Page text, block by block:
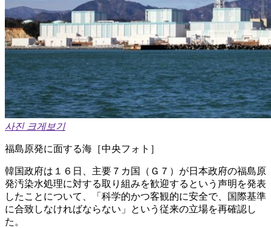
사진 크게보기
福島原発に面する海［中央フォト］
韓国政府は１６日、主要７カ国（Ｇ７）が日本政府の福島原
発汚染水処理に対する取り組みを歓迎するという声明を発表
したことについて、「科学的かつ客観的に安全で、国際基準
に合致しなければならない」という従来の立場を再確認し
た。